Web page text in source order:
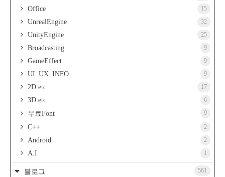
Office 15
UnrealEngine 32
UnityEngine 25
Broadcasting 9
GameEffect 9
UI_UX_INFO 9
2D.etc 17
3D.etc 6
무료Font 9
C++ 2
Android 2
A.I 1
블로그 561